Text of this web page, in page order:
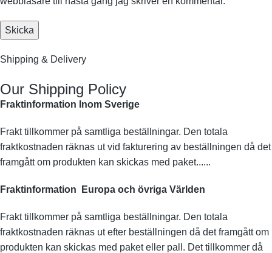
Shipping & Delivery
Our Shipping Policy
Fraktinformation Inom Sverige
Frakt tillkommer på samtliga beställningar. Den totala
fraktkostnaden räknas ut vid fakturering av beställningen då det
framgått om produkten kan skickas med paket......
Fraktinformation Europa och övriga Världen
Frakt tillkommer på samtliga beställningar. Den totala
fraktkostnaden räknas ut efter beställningen då det framgått om
produkten kan skickas med paket eller pall. Det tillkommer då